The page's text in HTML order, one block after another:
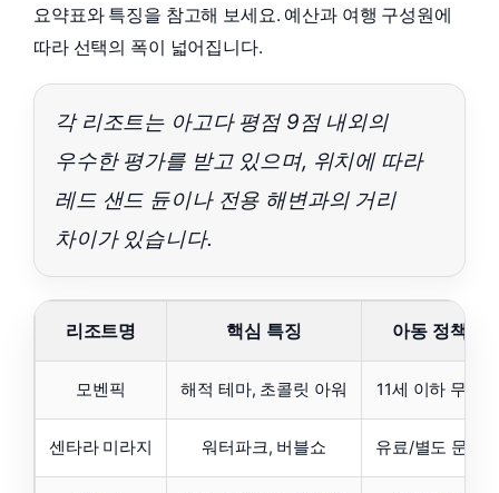
요약표와 특징을 참고해 보세요. 예산과 여행 구성원에
따라 선택의 폭이 넓어집니다.
각 리조트는 아고다 평점 9점 내외의
우수한 평가를 받고 있으며, 위치에 따라
레드 샌드 듄이나 전용 해변과의 거리
차이가 있습니다.
리조트명 핵심 특징 아동 정책
모벤픽 해적 테마, 초콜릿 아워 11세 이하 무료
센타라 미라지 워터파크, 버블쇼 유료/별도 문의